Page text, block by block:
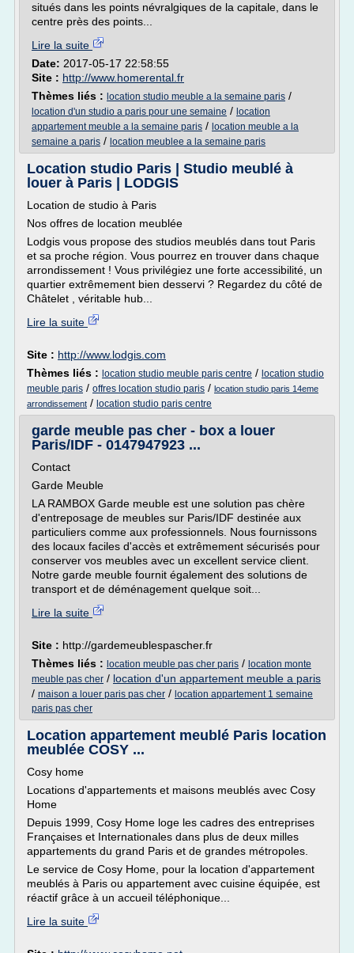
situés dans les points névralgiques de la capitale, dans le
centre près des points...
Lire la suite
Date: 2017-05-17 22:58:55
Site : http://www.homerental.fr
Thèmes liés : location studio meuble a la semaine paris /
location d'un studio a paris pour une semaine / location
appartement meuble a la semaine paris / location meuble a la
semaine a paris / location meublee a la semaine paris
Location studio Paris | Studio meublé à
louer à Paris | LODGIS
Location de studio à Paris
Nos offres de location meublée
Lodgis vous propose des studios meublés dans tout Paris
et sa proche région. Vous pourrez en trouver dans chaque
arrondissement ! Vous privilégiez une forte accessibilité, un
quartier extrêmement bien desservi ? Regardez du côté de
Châtelet , véritable hub...
Lire la suite
Site : http://www.lodgis.com
Thèmes liés : location studio meuble paris centre / location studio
meuble paris / offres location studio paris / location studio paris 14eme
arrondissement / location studio paris centre
garde meuble pas cher - box a louer
Paris/IDF - 0147947923 ...
Contact
Garde Meuble
LA RAMBOX Garde meuble est une solution pas chère
d'entreposage de meubles sur Paris/IDF destinée aux
particuliers comme aux professionnels. Nous fournissons
des locaux faciles d'accès et extrêmement sécurisés pour
conserver vos meubles avec un excellent service client.
Notre garde meuble fournit également des solutions de
transport et de déménagement quelque soit...
Lire la suite
Site : http://gardemeublespascher.fr
Thèmes liés : location meuble pas cher paris / location monte
meuble pas cher / location d'un appartement meuble a paris
/ maison a louer paris pas cher / location appartement 1 semaine
paris pas cher
Location appartement meublé Paris location
meublée COSY ...
Cosy home
Locations d'appartements et maisons meublés avec Cosy
Home
Depuis 1999, Cosy Home loge les cadres des entreprises
Françaises et Internationales dans plus de deux milles
appartements du grand Paris et de grandes métropoles.
Le service de Cosy Home, pour la location d'appartement
meublés à Paris ou appartement avec cuisine équipée, est
réactif grâce à un accueil téléphonique...
Lire la suite